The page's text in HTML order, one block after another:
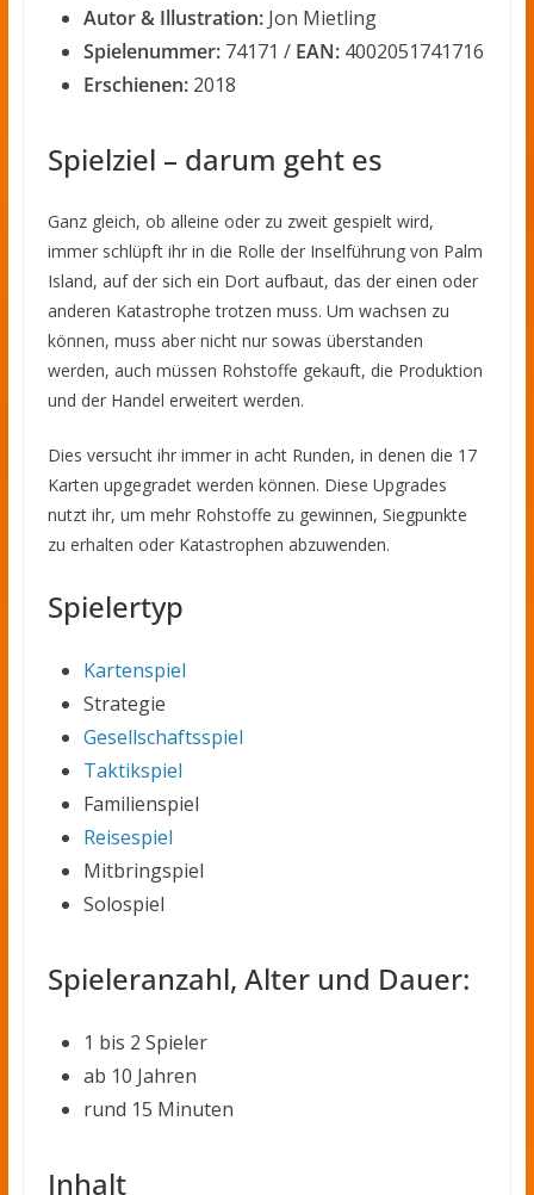
Autor & Illustration: Jon Mietling
Spielenummer: 74171 / EAN: 4002051741716
Erschienen: 2018
Spielziel – darum geht es
Ganz gleich, ob alleine oder zu zweit gespielt wird,
immer schlüpft ihr in die Rolle der Inselführung von Palm
Island, auf der sich ein Dort aufbaut, das der einen oder
anderen Katastrophe trotzen muss. Um wachsen zu
können, muss aber nicht nur sowas überstanden
werden, auch müssen Rohstoffe gekauft, die Produktion
und der Handel erweitert werden.
Dies versucht ihr immer in acht Runden, in denen die 17
Karten upgegradet werden können. Diese Upgrades
nutzt ihr, um mehr Rohstoffe zu gewinnen, Siegpunkte
zu erhalten oder Katastrophen abzuwenden.
Spielertyp
Kartenspiel
Strategie
Gesellschaftsspiel
Taktikspiel
Familienspiel
Reisespiel
Mitbringspiel
Solospiel
Spieleranzahl, Alter und Dauer:
1 bis 2 Spieler
ab 10 Jahren
rund 15 Minuten
Inhalt